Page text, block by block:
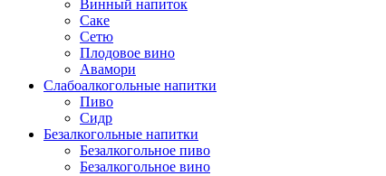
Винный напиток
Саке
Сетю
Плодовое вино
Авамори
Слабоалкогольные напитки
Пиво
Сидр
Безалкогольные напитки
Безалкогольное пиво
Безалкогольное вино